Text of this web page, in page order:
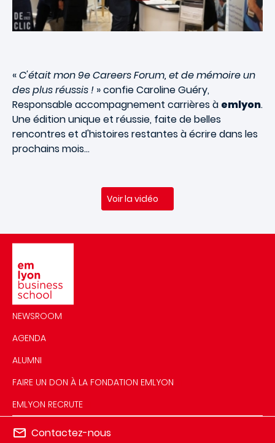
«C'était mon 9e Careers Forum, et de mémoire un
des plus réussis ! » confie Caroline Guéry,
Responsable accompagnement carrières à emlyon.
Une édition unique et réussie, faite de belles
rencontres et d'histoires restantes à écrire dans les
prochains mois…
Voir la vidéo
NEWSROOM
AGENDA
ALUMNI
FAIRE UN DON À LA FONDATION EMLYON
EMLYON RECRUTE
Contactez-nous